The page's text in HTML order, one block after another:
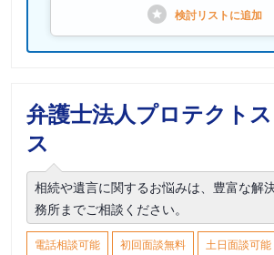
検討リストに追加
弁護士法人プロテクト
ス
相続や遺言に関するお悩みは、豊富な解
務所までご相談ください。
電話相談可能 初回面談無料
土日面談可能